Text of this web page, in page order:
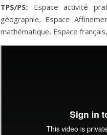
TPS/PS: Espace activité
géographie, Espace
mathématique, Espace